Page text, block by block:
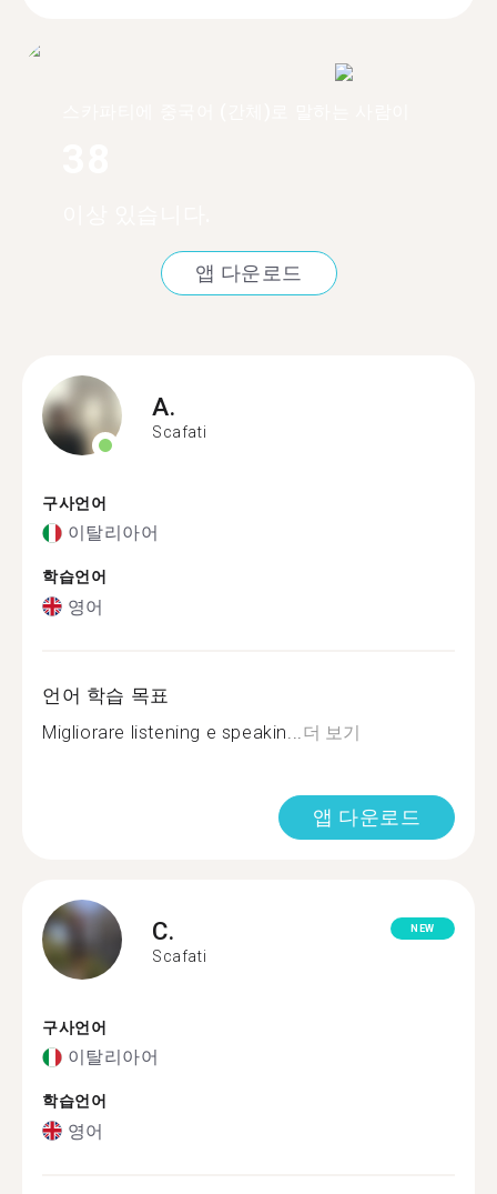
앱 다운로드
A.
Scafati
구사언어
이탈리아어
학습언어
영어
언어 학습 목표
Migliorare listening e speakin... 더 보기
앱 다운로드
C.
Scafati
NEW
구사언어
이탈리아어
학습언어
영어